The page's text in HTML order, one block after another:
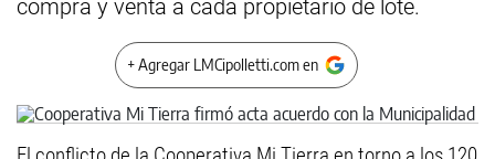
compra y venta a cada propietario de lote.
+ Agregar LMCipolletti.com en